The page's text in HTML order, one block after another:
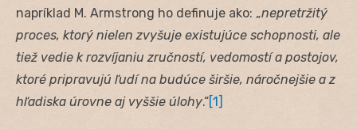
napríklad M. Armstrong ho definuje ako: „nepretržitý
proces, ktorý nielen zvyšuje existujúce schopnosti, ale
tiež vedie k rozvíjaniu zručností, vedomostí a postojov,
ktoré pripravujú ľudí na budúce širšie, náročnejšie a z
hľadiska úrovne aj vyššie úlohy.“[1]